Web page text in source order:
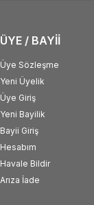
ÜYE / BAYİİ
Üye Sözleşme
Yeni Üyelik
Üye Giriş
Yeni Bayilik
Bayii Giriş
Hesabım
Havale Bildir
Arıza İade